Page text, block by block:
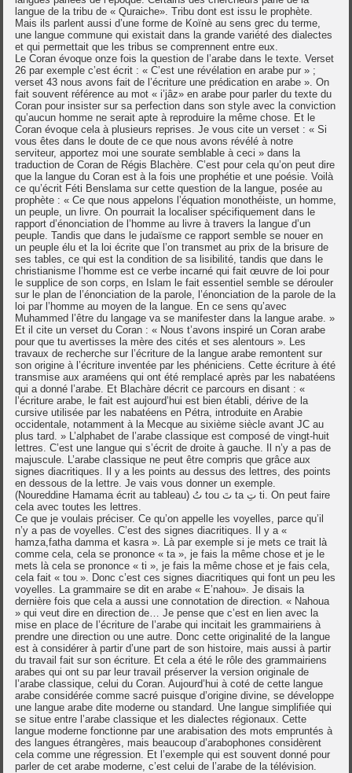
langue de la tribu de « Quraiche». Tribu dont est issu le prophète.
Mais ils parlent aussi d’une forme de Koïnè au sens grec du terme,
une langue commune qui existait dans la grande variété des dialectes
et qui permettait que les tribus se comprennent entre eux.
Le Coran évoque onze fois la question de l’arabe dans le texte. Verset
26 par exemple c’est écrit : « C’est une révélation en arabe pur » ;
verset 43 nous avons fait de l’écriture une prédication en arabe ». On
fait souvent référence au mot « i’jâz» en arabe pour parler du texte du
Coran pour insister sur sa perfection dans son style avec la conviction
qu’aucun homme ne serait apte à reproduire la même chose. Et le
Coran évoque cela à plusieurs reprises. Je vous cite un verset : « Si
vous êtes dans le doute de ce que nous avons révélé à notre
serviteur, apportez moi une sourate semblable à ceci » dans la
traduction de Coran de Régis Blachère. C’est pour cela qu’on peut dire
que la langue du Coran est à la fois une prophétie et une poésie. Voilà
ce qu’écrit Féti Benslama sur cette question de la langue, posée au
prophète : « Ce que nous appelons l’équation monothéiste, un homme,
un peuple, un livre. On pourrait la localiser spécifiquement dans le
rapport d’énonciation de l’homme au livre à travers la langue d’un
peuple. Tandis que dans le judaïsme ce rapport semble se nouer en
un peuple élu et la loi écrite que l’on transmet au prix de la brisure de
ses tables, ce qui est la condition de sa lisibilité, tandis que dans le
christianisme l’homme est ce verbe incarné qui fait œuvre de loi pour
le supplice de son corps, en Islam le fait essentiel semble se dérouler
sur le plan de l’énonciation de la parole, l’énonciation de la parole de la
loi par l’homme au moyen de la langue. En ce sens qu’avec
Muhammed l’être du langage va se manifester dans la langue arabe. »
Et il cite un verset du Coran : « Nous t’avons inspiré un Coran arabe
pour que tu avertisses la mère des cités et ses alentours ». Les
travaux de recherche sur l’écriture de la langue arabe remontent sur
son origine à l’écriture inventée par les phéniciens. Cette écriture à été
transmise aux araméens qui ont été remplacé après par les nabatéens
qui a donné l’arabe. Et Blachàre décrit ce parcours en disant : «
l’écriture arabe, le fait est aujourd’hui est bien établi, dérive de la
cursive utilisée par les nabatéens en Pétra, introduite en Arabie
occidentale, notamment à la Mecque au sixième siècle avant JC au
plus tard. » L’alphabet de l’arabe classique est composé de vingt-huit
lettres. C’est une langue qui s’écrit de droite à gauche. Il n’y a pas de
majuscule. L’arabe classique ne peut être compris que grâce aux
signes diacritiques. Il y a les points au dessus des lettres, des points
en dessous de la lettre. Je vais vous donner un exemple.
(Noureddine Hamama écrit au tableau) تُ tou تَ ta تِ ti. On peut faire
cela avec toutes les lettres.
Ce que je voulais préciser. Ce qu’on appelle les voyelles, parce qu’il
n’y a pas de voyelles. C’est des signes diacritiques. Il y a «
hamza,fatha damma et kasra ». Là par exemple si je mets ce trait là
comme cela, cela se prononce « ta », je fais la même chose et je le
mets là cela se prononce « ti », je fais la même chose et je fais cela,
cela fait « tou ». Donc c’est ces signes diacritiques qui font un peu les
voyelles. La grammaire se dit en arabe « E’nahou». Je disais la
dernière fois que cela a aussi une connotation de direction. « Nahoua
» qui veut dire en direction de… Je pense que c’est en lien avec la
mise en place de l’écriture de l’arabe qui incitait les grammairiens à
prendre une direction ou une autre. Donc cette originalité de la langue
est à considérer à partir d’une part de son histoire, mais aussi à partir
du travail fait sur son écriture. Et cela a été le rôle des grammairiens
arabes qui ont su par leur travail préserver la version originale de
l’arabe classique, celui du Coran. Aujourd’hui à coté de cette langue
arabe considérée comme sacré puisque d’origine divine, se développe
une langue arabe dite moderne ou standard. Une langue simplifiée qui
se situe entre l’arabe classique et les dialectes régionaux. Cette
langue moderne fonctionne par une arabisation des mots empruntés à
des langues étrangères, mais beaucoup d’arabophones considèrent
cela comme une régression. Et l’exemple qui est souvent donné pour
parler de cet arabe moderne, c’est celui de l’arabe de la télévision.